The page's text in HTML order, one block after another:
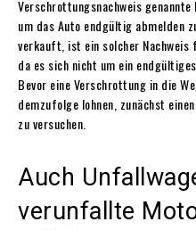
Verschrottungsnachweis
um das Auto endgültig abmelden
verkauft, ist ein solcher
da es sich nicht um ein
Bevor eine Verschrottung in die
demzufolge lohnen, zunächst
zu versuchen.
Auch
verunfallte